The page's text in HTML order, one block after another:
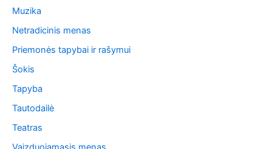
Muzika
Netradicinis menas
Priemonės tapybai ir rašymui
Šokis
Tapyba
Tautodailė
Teatras